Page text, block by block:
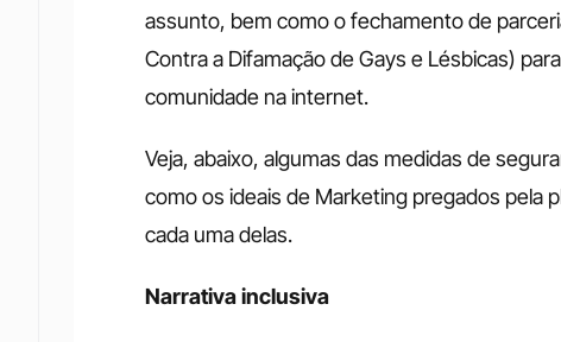
assunto, bem como o fechamento de
Contra a Difamação de Gays e Lésbicas)
comunidade na internet.
Veja, abaixo, algumas das medidas de
como os ideais de Marketing pregados pela
cada uma delas.
Narrativa inclusiva